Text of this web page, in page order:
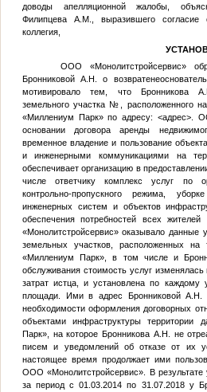
доводы апелляционной жалобы,
Филипцева А.М., выразившего
коллегия,
ООО «Монолитстройсервис»
Бронниковой А.Н. о
мотивировало тем, что Бронникова
земельного участка №
, расположенного
«Миллениум Парк» по адресу: <адрес>.
основании договора аренды
временное владение и пользование
и инженерными коммуникациями на
обеспечивает организацию в
числе ответчику комплекс услуг по
контрольно-пропускного режима,
инженерных систем и объектов
обеспечения потребностей всех
«Монолитстройсервис» оказывало данные
земельных участков, расположенных на
«Миллениум Парк», в том числе и
обслуживания стоимость услуг
затрат истца, и установлена по каждому
площади. Ими в адрес Бронниковой А.Н.
необходимости оформления договорных
объектами инфраструктуры территории
Парк», на которое Бронникова А.Н. не
писем и уведомлений об отказе от их
настоящее время продолжает ими
ООО «Монолитстройсервис». В результате
за период с 01.03.2014 по 31.07.2018 у